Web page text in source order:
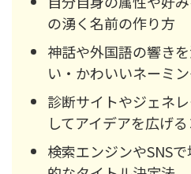
の湧く名前の作り方
神話や外国語の響き
い・かわいいネーミ
診断サイトやジェネ
してアイデアを広げ
検索エンジンやSNS